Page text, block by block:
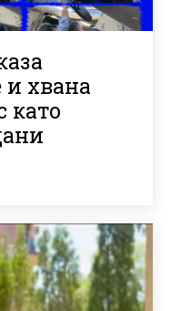
и хвана
като